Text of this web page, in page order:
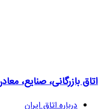
اتاق بازرگانی، صنایع،
درباره اتاق ایران